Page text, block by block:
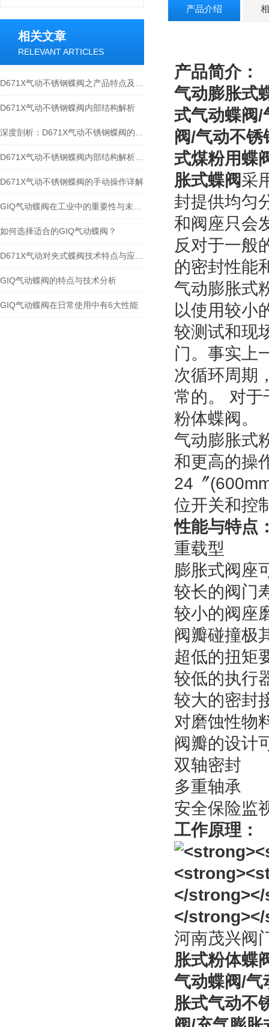
相关文章
RELEVANT ARTICLES
D671X气动不锈钢蝶阀内部结构解析
D671X气动不锈钢蝶阀的手动操作详解
如何选择适合的GIQ气动蝶阀？
GIQ气动蝶阀的特点与技术分析
GIQ气动蝶阀在日常使用中有6大性能
产品介绍
产品简介：
气动膨胀式
式气动蝶阀/
阀/气动不
式煤粉用蝶
胀式蝶阀采
封提供均匀
和阀座只会
反对于一般
的密封性能
气动膨胀式
以使用较小
较测试和现
门。事实上
次循环周期
常的。 对于
粉体蝶阀。
气动膨胀式
和更高的操
24〞
位开关和控
性能与特点
重载型
膨胀式阀座
较长的阀门
较小的阀座
阀瓣碰撞极
超低的扭矩
较低的执行
较大的密封
对磨蚀性物
阀瓣的设计
双轴密封
多重轴承
安全保险监
工作原理：
河南茂兴阀
胀式粉体蝶
气动蝶阀/气
胀式气动不